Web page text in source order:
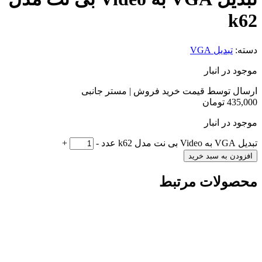
k62
دسته: تبدیل VGA
موجود در انبار
ارسال توسط قیمت خرید فروش | مستر جانبی
435,000 تومان
موجود در انبار
تبدیل VGA به Video بی نت مدل k62 عدد -
+
افزودن به سبد خرید
محصولات مرتبط